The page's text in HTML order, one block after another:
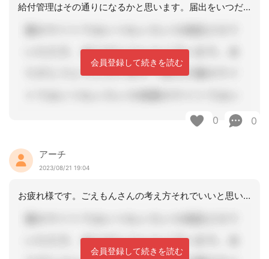
給付管理はその通りになるかと思います。届出をいつだすかも、確認した方がいいですね
会員登録して続きを読む
0 0
アーチ
2023/08/21 19:04
お疲れ様です。ごえもんさんの考え方それでいいと思います
会員登録して続きを読む